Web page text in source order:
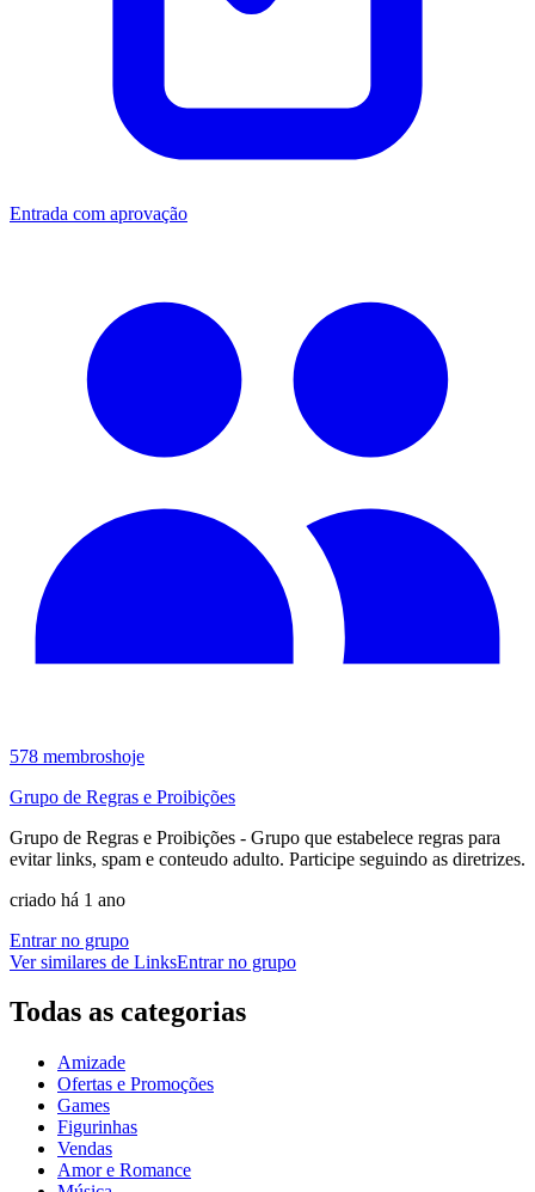
Entrada com aprovação
578 membroshoje
Grupo de Regras e Proibições
Grupo de Regras e Proibições - Grupo que estabelece regras para
evitar links, spam e conteudo adulto. Participe seguindo as diretrizes.
criado há 1 ano
Entrar no grupo
Ver similares de LinksEntrar no grupo
Todas as categorias
Amizade
Ofertas e Promoções
Games
Figurinhas
Vendas
Amor e Romance